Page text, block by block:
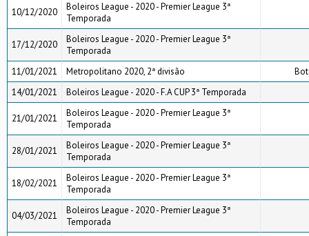
10/12/2020
Boleiros League - 2020 - Premier League 3ª
Temporada
17/12/2020
Boleiros League - 2020 - Premier League 3ª
Temporada
11/01/2021
Metropolitano 2020, 2ª divisão
14/01/2021
Boleiros League - 2020 - F.A CUP 3ª Temporada
21/01/2021
Boleiros League - 2020 - Premier League 3ª
Temporada
28/01/2021
Boleiros League - 2020 - Premier League 3ª
Temporada
18/02/2021
Boleiros League - 2020 - Premier League 3ª
Temporada
04/03/2021
Boleiros League - 2020 - Premier League 3ª
Temporada